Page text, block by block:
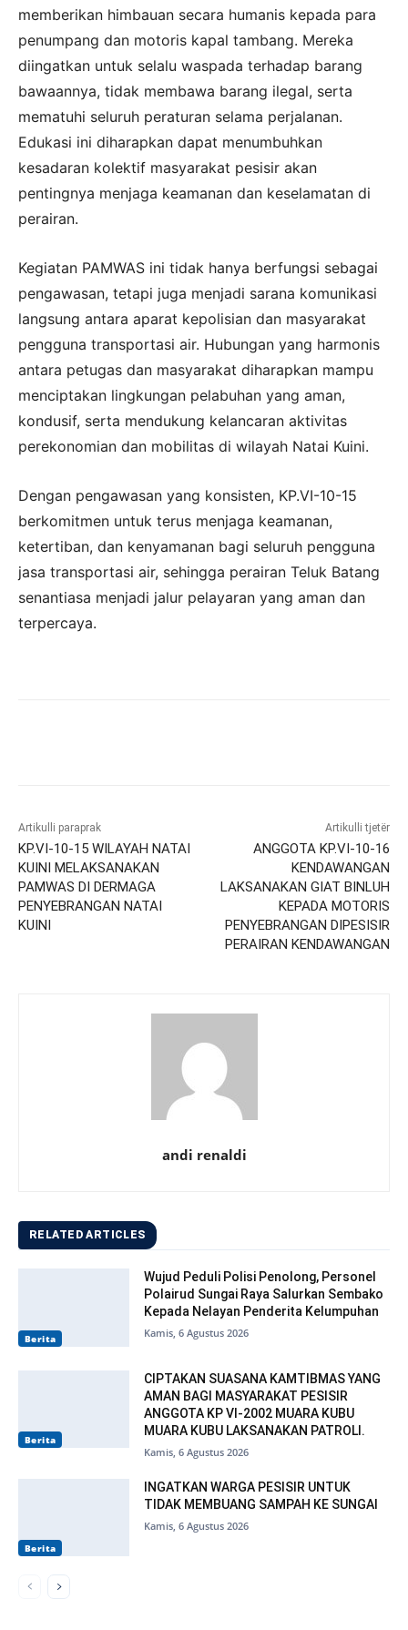
memberikan himbauan secara humanis kepada para
penumpang dan motoris kapal tambang. Mereka
diingatkan untuk selalu waspada terhadap barang
bawaannya, tidak membawa barang ilegal, serta
mematuhi seluruh peraturan selama perjalanan.
Edukasi ini diharapkan dapat menumbuhkan
kesadaran kolektif masyarakat pesisir akan
pentingnya menjaga keamanan dan keselamatan di
perairan.
Kegiatan PAMWAS ini tidak hanya berfungsi sebagai
pengawasan, tetapi juga menjadi sarana komunikasi
langsung antara aparat kepolisian dan masyarakat
pengguna transportasi air. Hubungan yang harmonis
antara petugas dan masyarakat diharapkan mampu
menciptakan lingkungan pelabuhan yang aman,
kondusif, serta mendukung kelancaran aktivitas
perekonomian dan mobilitas di wilayah Natai Kuini.
Dengan pengawasan yang konsisten, KP.VI-10-15
berkomitmen untuk terus menjaga keamanan,
ketertiban, dan kenyamanan bagi seluruh pengguna
jasa transportasi air, sehingga perairan Teluk Batang
senantiasa menjadi jalur pelayaran yang aman dan
terpercaya.
Artikulli paraprak
KP.VI-10-15 WILAYAH NATAI
KUINI MELAKSANAKAN
PAMWAS DI DERMAGA
PENYEBRANGAN NATAI
KUINI
Artikulli tjetër
ANGGOTA KP.VI-10-16
KENDAWANGAN
LAKSANAKAN GIAT BINLUH
KEPADA MOTORIS
PENYEBRANGAN DIPESISIR
PERAIRAN KENDAWANGAN
andi renaldi
RELATED ARTICLES
Berita
Wujud Peduli Polisi Penolong, Personel
Polairud Sungai Raya Salurkan Sembako
Kepada Nelayan Penderita Kelumpuhan
Kamis, 6 Agustus 2026
Berita
CIPTAKAN SUASANA KAMTIBMAS YANG
AMAN BAGI MASYARAKAT PESISIR
ANGGOTA KP VI-2002 MUARA KUBU
MUARA KUBU LAKSANAKAN PATROLI.
Kamis, 6 Agustus 2026
Berita
INGATKAN WARGA PESISIR UNTUK
TIDAK MEMBUANG SAMPAH KE SUNGAI
Kamis, 6 Agustus 2026